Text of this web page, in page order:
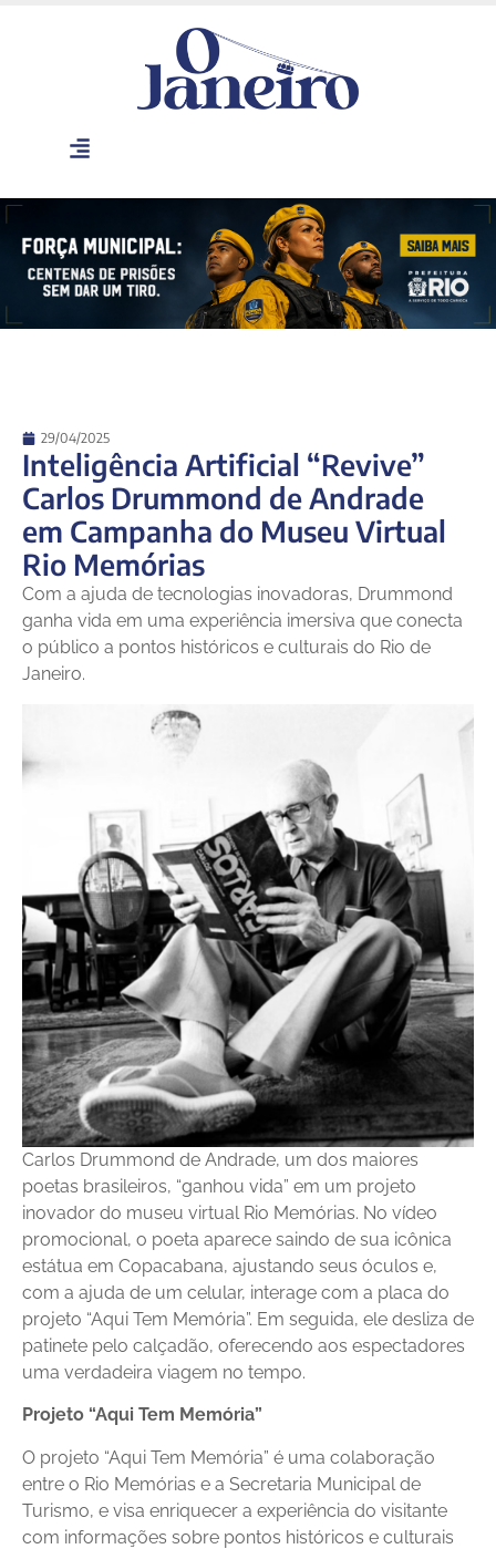
29/04/2025
Inteligência Artificial “Revive”
Carlos Drummond de Andrade
em Campanha do Museu Virtual
Rio Memórias
Com a ajuda de tecnologias inovadoras, Drummond
ganha vida em uma experiência imersiva que conecta
o público a pontos históricos e culturais do Rio de
Janeiro.
Carlos Drummond de Andrade, um dos maiores
poetas brasileiros, “ganhou vida” em um projeto
inovador do museu virtual Rio Memórias. No vídeo
promocional, o poeta aparece saindo de sua icônica
estátua em Copacabana, ajustando seus óculos e,
com a ajuda de um celular, interage com a placa do
projeto “Aqui Tem Memória”. Em seguida, ele desliza de
patinete pelo calçadão, oferecendo aos espectadores
uma verdadeira viagem no tempo.
Projeto “Aqui Tem Memória”
O projeto “Aqui Tem Memória” é uma colaboração
entre o Rio Memórias e a Secretaria Municipal de
Turismo, e visa enriquecer a experiência do visitante
com informações sobre pontos históricos e culturais